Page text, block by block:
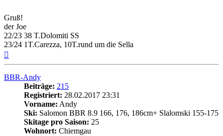
Gruß!
der Joe
22/23 38 T.Dolomiti SS
23/24 1T.Carezza, 10T.rund um die Sella
BBR-Andy
Beiträge: 215
Registriert: 28.02.2017 23:31
Vorname: Andy
Ski: Salomon BBR 8.9 166, 176, 186cm+ Slalomski 155-175
Skitage pro Saison: 25
Wohnort: Chiemgau